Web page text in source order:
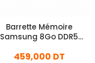
Barrette Mémoire
Samsung 8Go DDR5
459,000 DT